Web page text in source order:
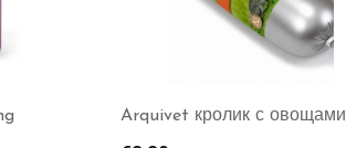
Arquivet кролик с овощами